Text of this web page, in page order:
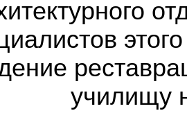
училищу